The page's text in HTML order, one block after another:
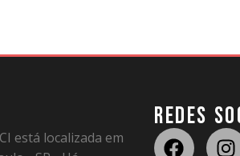
está localizada em
REDES